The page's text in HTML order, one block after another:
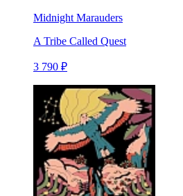
Midnight Marauders
A Tribe Called Quest
3 790 ₽